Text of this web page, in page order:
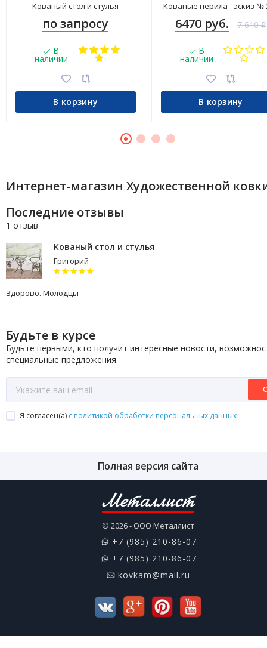
Кованый стол и стулья
по запросу
В
наличии
В корзину
Кованые перила - эскиз №
6470 руб. 7 610₽
В
наличии
В корзину
Интернет-магазин Художественной
Послeдние отзывы
1 отзыв
Кованый стол и стулья
Григорий
Здорово. Молодцы
Будьте в курсе
Будьте первыми, кто получит интересные новости,
специальные предложения.
Я согласен(a) с политикой обработки персональных данных
Полная версия сайта
Металлист
© 2026 - ООО Металлист
+7 (985) 210-86-07
+7 (985) 210-86-07
kovkam@mail.ru